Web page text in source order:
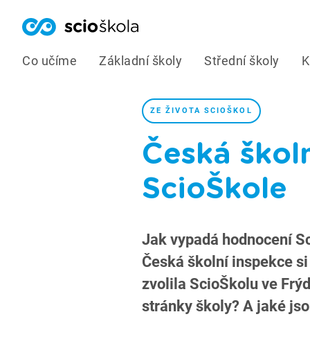
Co učíme Základní školy Střední školy
ZE ŽIVOTA SCIOŠKOL
Česká
ScioŠkole
Jak vypadá hodnocení
Česká školní inspekce
zvolila ScioŠkolu ve
stránky školy? A jaké